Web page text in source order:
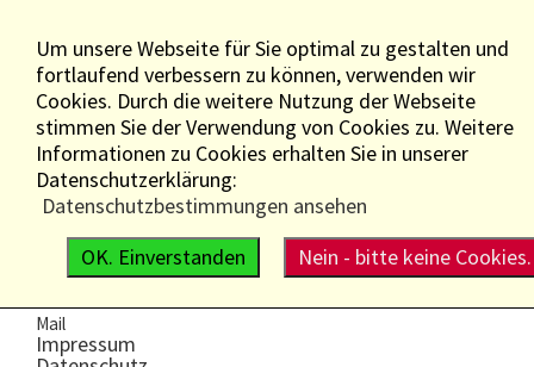
WIR ÜBER UNS
Die Gesellschaft
Der Vorstand
Mitglieder
Satzung
KONTAKT
Mail
Impressum
Um unsere Webseite für Sie optimal zu gestalten und
fortlaufend verbessern zu können, verwenden wir
Cookies. Durch die weitere Nutzung der Webseite
stimmen Sie der Verwendung von Cookies zu. Weitere
Informationen zu Cookies erhalten Sie in unserer
Datenschutzerklärung:
Datenschutzbestimmungen ansehen
Nein - bitte keine Cookies.
OK. Einverstanden